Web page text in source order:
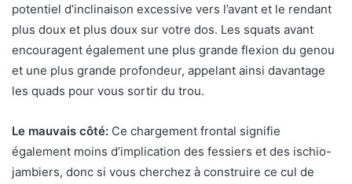
potentiel d’inclinaison excessive vers l’avant et le rendant
plus doux et plus doux sur votre dos. Les squats avant
encouragent également une plus grande flexion du genou
et une plus grande profondeur, appelant ainsi davantage
les quads pour vous sortir du trou.
Le mauvais côté: Ce chargement frontal signifie
également moins d’implication des fessiers et des ischio-
jambiers, donc si vous cherchez à construire ce cul de